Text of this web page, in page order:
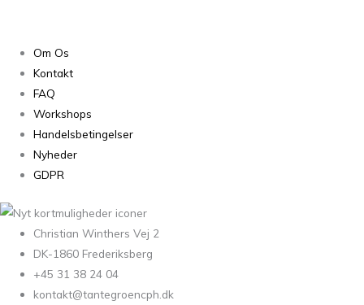
Om Os
Kontakt
FAQ
Workshops
Handelsbetingelser
Nyheder
GDPR
Christian Winthers Vej 2
DK-1860 Frederiksberg
+45 31 38 24 04
kontakt@tantegroencph.dk